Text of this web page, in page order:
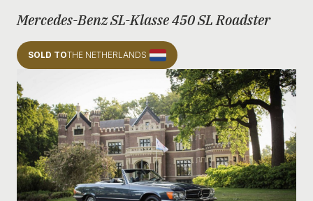
Mercedes-Benz SL-Klasse 450 SL Roadster
SOLD TOTHE NETHERLANDS